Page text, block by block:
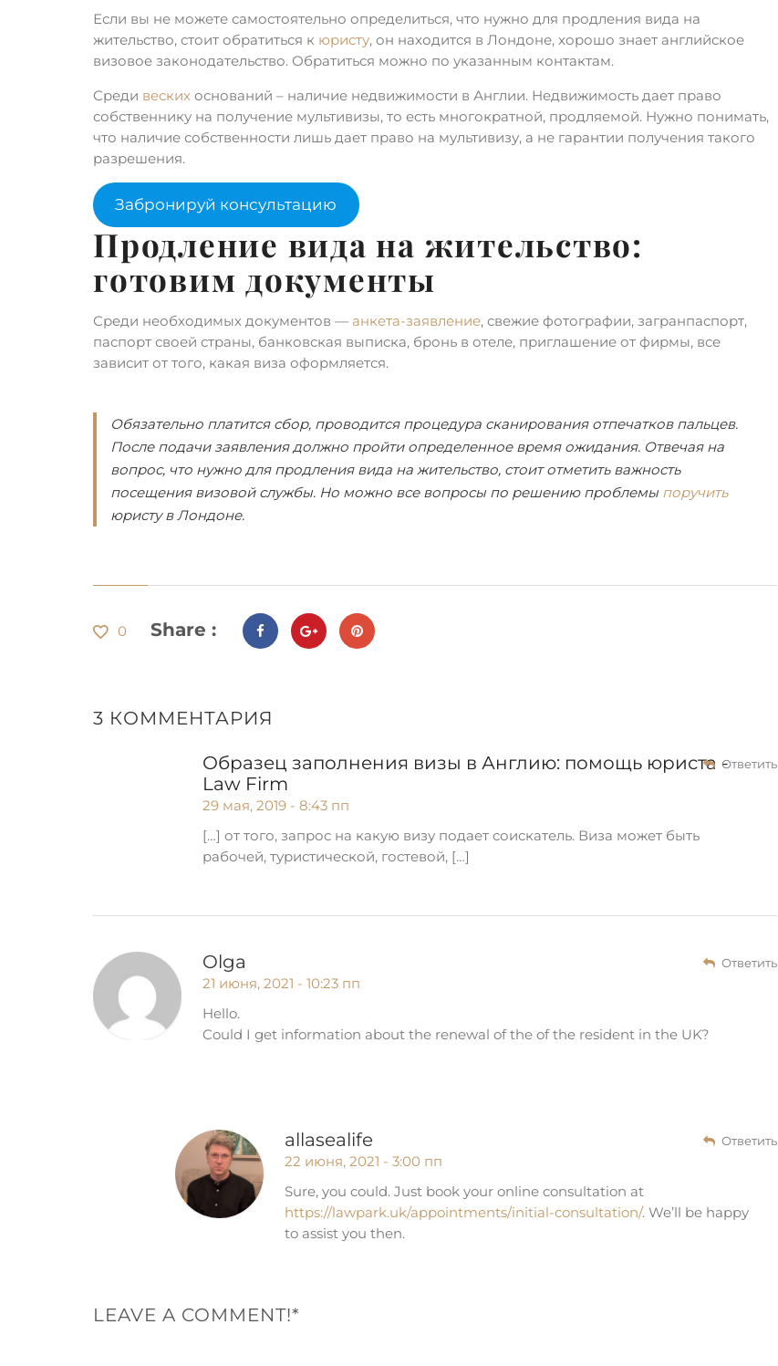
Если вы не можете самостоятельно определиться, что нужно для продления вида на
жительство, стоит обратиться к юристу, он находится в Лондоне, хорошо знает английское
визовое законодательство. Обратиться можно по указанным контактам.
Среди веских оснований – наличие недвижимости в Англии. Недвижимость дает право
собственнику на получение мультивизы, то есть многократной, продляемой. Нужно понимать,
что наличие собственности лишь дает право на мультивизу, а не гарантии получения такого
разрешения.
Забронируй консультацию
Продление вида на жительство:
готовим документы
Среди необходимых документов — анкета-заявление, свежие фотографии, загранпаспорт,
паспорт своей страны, банковская выписка, бронь в отеле, приглашение от фирмы, все
зависит от того, какая виза оформляется.
Обязательно платится сбор, проводится процедура сканирования отпечатков пальцев.
После подачи заявления должно пройти определенное время ожидания. Отвечая на
вопрос, что нужно для продления вида на жительство, стоит отметить важность
посещения визовой службы. Но можно все вопросы по решению проблемы поручить
юристу в Лондоне.
0 Share :
3 КОММЕНТАРИЯ
Образец заполнения визы в Англию: помощь юриста -
Law Firm
29 мая, 2019 - 8:43 пп
[…] от того, запрос на какую визу подает соискатель. Виза может быть
рабочей, туристической, гостевой, […]
Ответить
Olga
21 июня, 2021 - 10:23 пп
Hello.
Could I get information about the renewal of the of the resident in the UK?
Ответить
allasealife
22 июня, 2021 - 3:00 пп
Sure, you could. Just book your online consultation at
https://lawpark.uk/appointments/initial-consultation/. We’ll be happy
to assist you then.
Ответить
LEAVE A COMMENT!*